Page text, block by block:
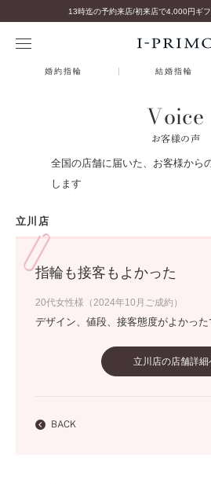
婚約指輪 結婚指輪
Voice
お客様の声
全国の店舗に届いた、お客様から
します
立川店
指輪も接客もよかった
20代女性様（2024年10月ご成約）
デザイン、値段、接客態度がよかった
立川店の店舗詳細
BACK